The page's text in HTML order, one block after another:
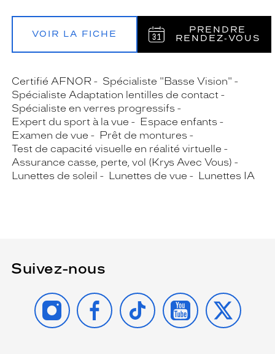
VOIR LA FICHE
PRENDRE
RENDEZ‑VOUS
Certifié AFNOR
Spécialiste "Basse Vision"
Spécialiste Adaptation lentilles de contact
Spécialiste en verres progressifs
Expert du sport à la vue
Espace enfants
Examen de vue
Prêt de montures
Test de capacité visuelle en réalité virtuelle
Assurance casse, perte, vol (Krys Avec Vous)
Lunettes de soleil
Lunettes de vue Lunettes IA
Suivez-nous
INSTAGRAMFACEBOOK
TIKTOK YOUTUBE
X